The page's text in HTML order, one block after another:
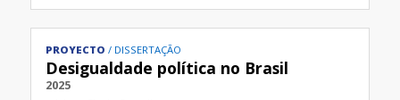
PROYECTO DISSERTAÇÃO
Desigualdade política no Brasil
2025